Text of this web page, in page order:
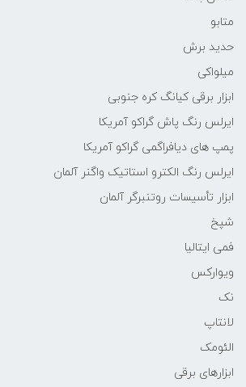
متابو
حدید برش
میلواکی
ابزار برقی کیانگ کره جنوبی
ایرلس رنگ پاش گراکو آمریکا
پمپ های دیافراگمی گراکو آمریکا
ایرلس رنگ الکترو استاتیک واگنر آلمان
ابزار تأسیسات روتنبرگر آلمان
شپخ
فمی ایتالیا
ویوارکس
نک
لانتاپ
الئومک
ابزارهای برقی